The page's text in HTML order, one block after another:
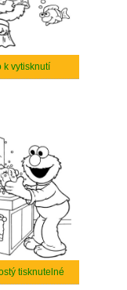
k vytisknutí
tisknutelné